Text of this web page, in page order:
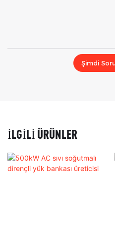
Şimdi
İLGILI ÜRÜNLER